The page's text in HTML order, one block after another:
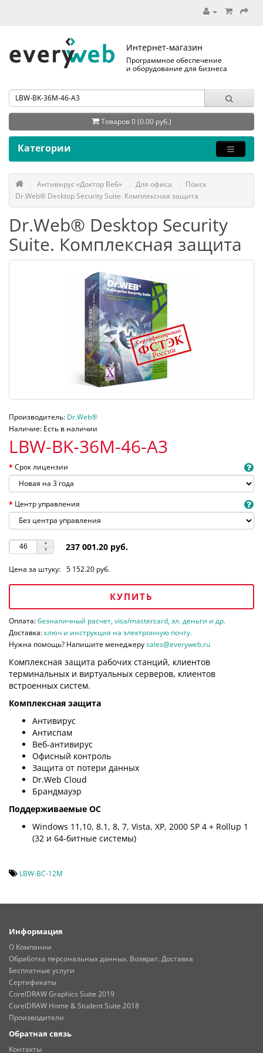
Интернет-магазин
Программное обеспечение
и оборудование для бизнеса
Товаров 0 (0.00 руб.)
Категории
Антивирус «Доктор Веб» Для офиса
Поиск
Dr.Web® Desktop Security Suite. Комплексная защита
Dr.Web® Desktop Security
Suite. Комплексная защита
Производитель: Dr.Web®
Наличие: Есть в наличии
LBW-BK-36M-46-A3
Срок лицензии
Центр управления
237 001.20 руб.
Цена за штуку: 5 152.20 руб.
КУПИТЬ
Оплата:безналичный расчет, visa/mastercard, эл. деньги и др.
Доставка: ключ и инструкция на электронную почту.
Нужна помощь? Напишите менеджеруsales@everyweb.ru
Комплексная защита рабочих станций, клиентов
терминальных и виртуальных серверов, клиентов
встроенных систем.
Комплексная защита
Антивирус
Антиспам
Веб-антивирус
Офисный контроль
Защита от потери данных
Dr.Web Cloud
Брандмауэр
Поддерживаемые ОС
Windows 11,10, 8.1, 8, 7, Vista, XP, 2000 SP 4 + Rollup 1
(32 и 64-битные системы)
LBW-BC-12M
Информация
О Компании
Обработка персональных данных. Возврат. Доставка
Бесплатные услуги
Сертификаты
CorelDRAW Graphics Suite 2019
CorelDRAW Home & Student Suite 2018
Производители
Обратная связь
Контакты